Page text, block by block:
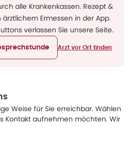
alle Krankenkassen. Rezept &
Ermessen in der App.
verlassen Sie unsere Seite.
Arzt vor Ort finden
Weise für Sie erreichbar. Wählen
Kontakt aufnehmen möchten. Wir